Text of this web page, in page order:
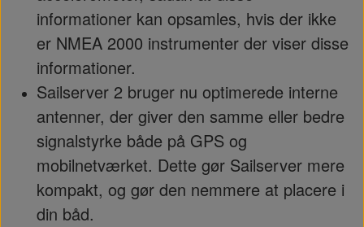
informationer kan opsamles, hvis der ikke
er NMEA 2000 instrumenter der viser disse
informationer.
Sailserver 2 bruger nu optimerede interne
antenner, der giver den samme eller bedre
signalstyrke både på GPS og
mobilnetværket. Dette gør Sailserver mere
kompakt, og gør den nemmere at placere i
din båd.